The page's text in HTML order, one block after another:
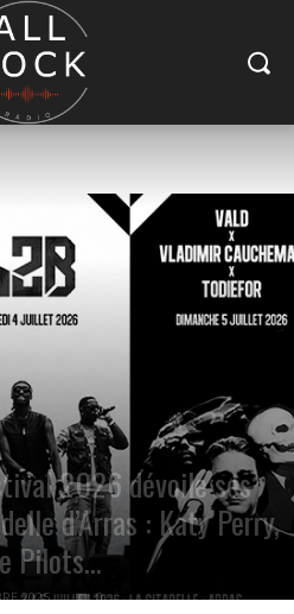
2026 dévoile ses
d’Arras : Katy Perry,
Pilots…
2025 0